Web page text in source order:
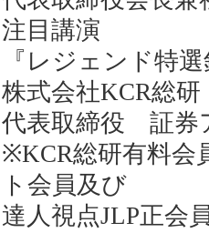
注目講演
『レジェンド特
株式会社KCR総研
代表取締役 証
※KCR総研有料会
ト会員及び
達人視点JLP正会